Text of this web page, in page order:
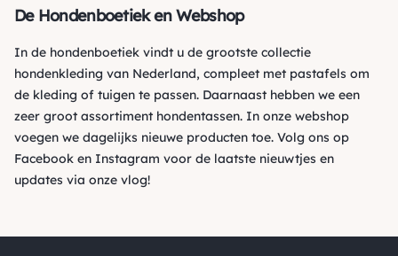
De Hondenboetiek en Webshop
In de hondenboetiek vindt u de grootste collectie
hondenkleding van Nederland, compleet met pastafels om
de kleding of tuigen te passen. Daarnaast hebben we een
zeer groot assortiment hondentassen. In onze webshop
voegen we dagelijks nieuwe producten toe. Volg ons op
Facebook en Instagram voor de laatste nieuwtjes en
updates via onze vlog!